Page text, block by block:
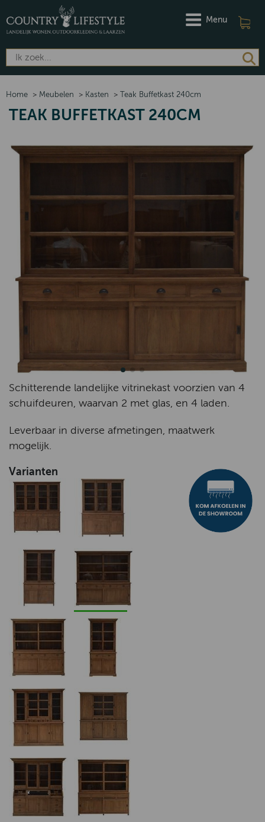
Menu
Home > Meubelen > Kasten > Teak Buffetkast 240cm
TEAK BUFFETKAST 240CM
Schitterende landelijke vitrinekast voorzien van 4
schuifdeuren, waarvan 2 met glas, en 4 laden.
Leverbaar in diverse afmetingen, maatwerk
mogelijk.
Varianten